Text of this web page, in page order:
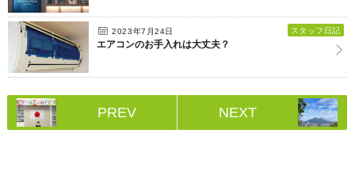
2023年7月24日 スタッフ日記
エアコンのお手入れは大丈夫？
PREV NEXT